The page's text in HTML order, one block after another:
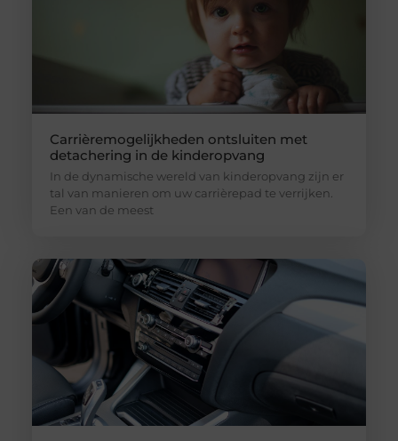
Carrièremogelijkheden ontsluiten met
detachering in de kinderopvang
In de dynamische wereld van kinderopvang zijn er
tal van manieren om uw carrièrepad te verrijken.
Een van de meest